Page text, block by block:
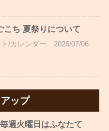
こち 夏祭りについて
ト/カレンダー 2026/07/06
ップ
週火曜日はふなたて